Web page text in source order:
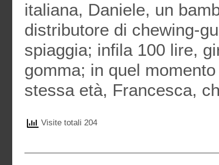
italiana, Daniele, un
distributore di chewing-
spiaggia; infila 100 lire,
gomma; in quel
stessa età, Francesca,
Visite totali 204